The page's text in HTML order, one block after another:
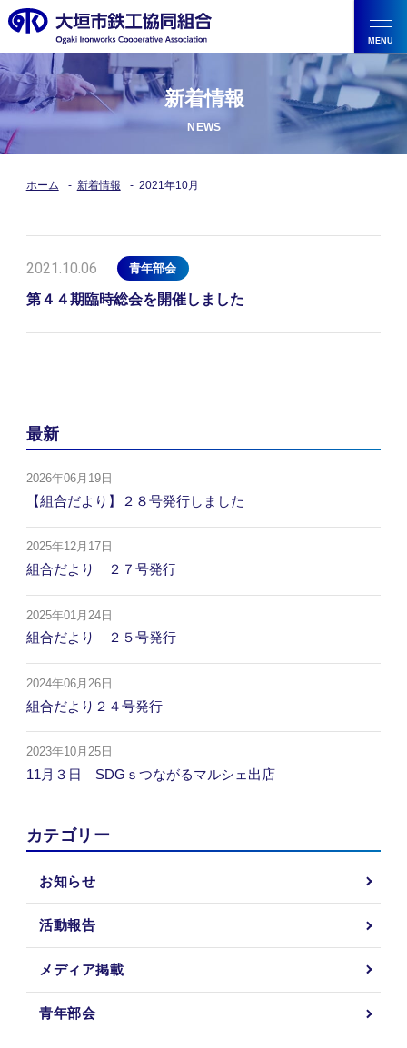
新着情報
ホーム 新着情報 2021年10月
2021.10.06 青年部会
第４４期臨時総会を開催しました
最新
2026年06月19日
【組合だより】２８号発行しました
2025年12月17日
組合だより ２７号発行
2025年01月24日
組合だより ２５号発行
2024年06月26日
組合だより２４号発行
2023年10月25日
11月３日 SDGｓつながるマルシェ出店
カテゴリー
お知らせ
活動報告
メディア掲載
青年部会